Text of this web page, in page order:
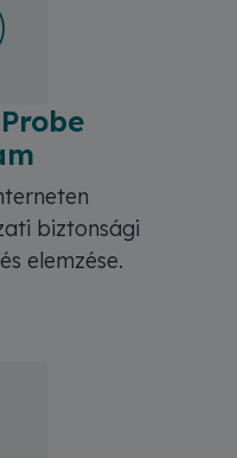
biztonsági
elemzése.